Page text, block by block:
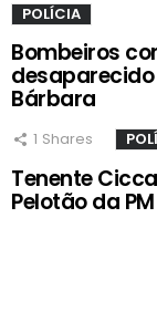
POLÍCIA
Bombeiros
desaparecido
Bárbara
1 Shares
Tenente
Pelotão da